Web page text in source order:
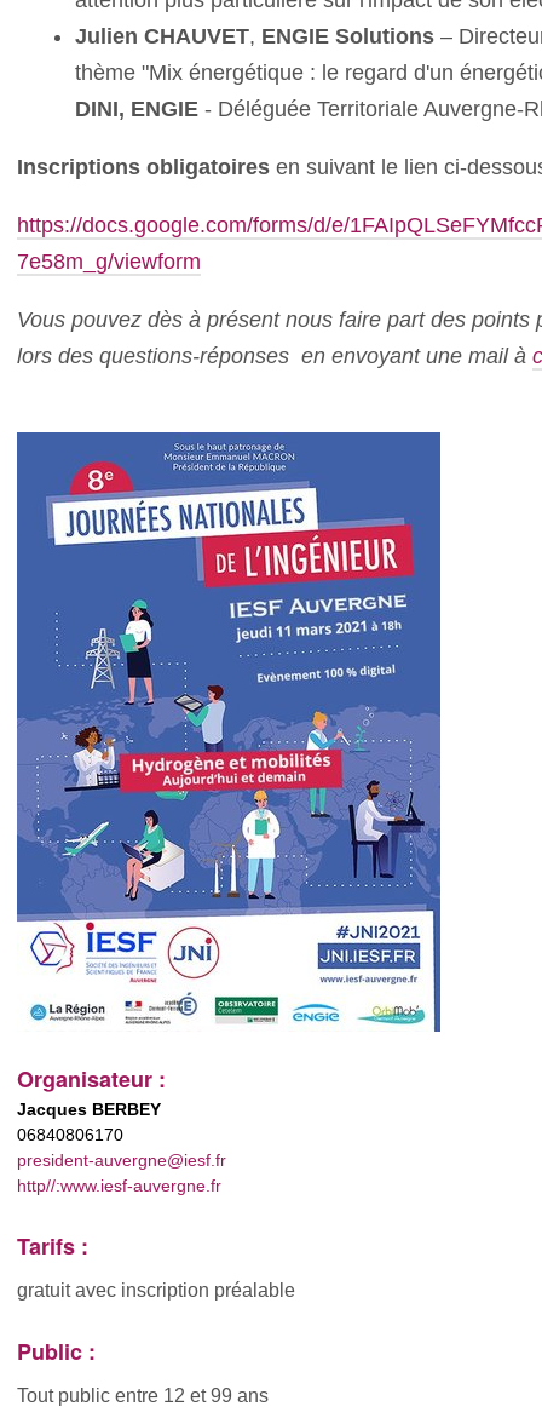
Julien CHAUVET, ENGIESolutions –
thème "Mix énergétique : le regard d'un
DINI, ENGIE - Déléguée Territoriale Auvergne-
Inscriptions obligatoires en suivant le lien ci-
https://docs.google.com/forms/d/e/
7e58m_g/viewform
Vous pouvez dès à présent nous faire part des
lors des questions-réponses en envoyant une mail à
Organisateur :
Jacques BERBEY
06840806170
president-auvergne@iesf.fr
http//:www.iesf-auvergne.fr
Tarifs :
gratuit avec inscription préalable
Public :
Tout public entre 12 et 99 ans